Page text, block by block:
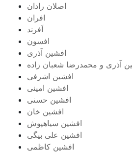
اصلان رادان
افران
اَفرند
افسون
افشین آذری
آذری و محمدرضا شعبان زاده
افشین اشرفی
افشین امینی
افشین حسنی
افشین خان
افشین سیاهپوش
افشین علی بیگی
افشین کاظمی